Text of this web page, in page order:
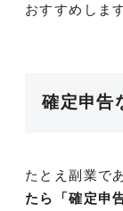
おすすめしま
確定申告
たとえ副業で
たら「確定申